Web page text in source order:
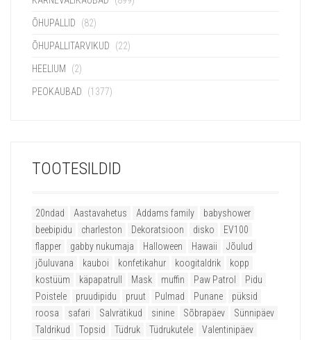
ÕHUPALLID (82)
ÕHUPALLITARVIKUD (22)
HEELIUM (2)
PEOKAUBAD (1377)
TOOTESILDID
20ndad Aastavahetus Addams family
babyshower
beebipidu
charleston Dekoratsioon disko
EV100
flapper
gabby nukumaja Halloween Hawaii
Jõulud
jõuluvana
kauboi konfetikahur koogitaldrik
kopp
kostüüm
käpapatrull Mask muffin Paw Patrol
Pidu
Poistele
pruudipidu pruut Pulmad Punane
püksid
roosa
safari Salvrätikud sinine Sõbrapäev
Sünnipäev
Taldrikud
Topsid Tüdruk Tüdrukutele
Valentinipäev